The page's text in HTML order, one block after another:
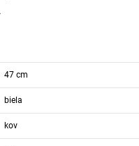
47 cm
biela
kov